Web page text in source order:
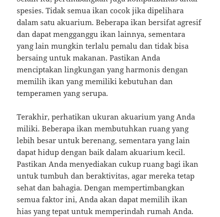
spesies. Tidak semua ikan cocok jika dipelihara
dalam satu akuarium. Beberapa ikan bersifat agresif
dan dapat mengganggu ikan lainnya, sementara
yang lain mungkin terlalu pemalu dan tidak bisa
bersaing untuk makanan. Pastikan Anda
menciptakan lingkungan yang harmonis dengan
memilih ikan yang memiliki kebutuhan dan
temperamen yang serupa.
Terakhir, perhatikan ukuran akuarium yang Anda
miliki. Beberapa ikan membutuhkan ruang yang
lebih besar untuk berenang, sementara yang lain
dapat hidup dengan baik dalam akuarium kecil.
Pastikan Anda menyediakan cukup ruang bagi ikan
untuk tumbuh dan beraktivitas, agar mereka tetap
sehat dan bahagia. Dengan mempertimbangkan
semua faktor ini, Anda akan dapat memilih ikan
hias yang tepat untuk memperindah rumah Anda.